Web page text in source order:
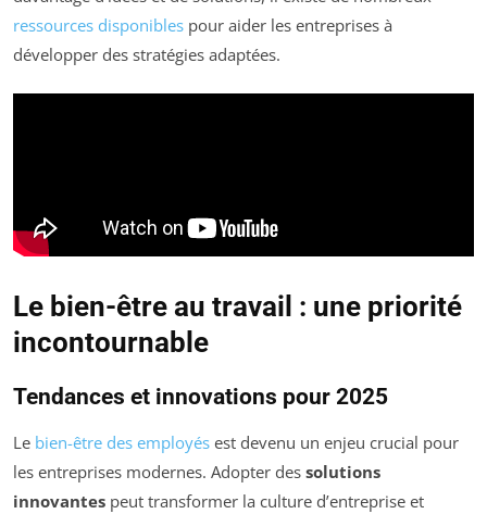
ressources disponibles pour aider les entreprises à
développer des stratégies adaptées.
Le bien-être au travail : une priorité
incontournable
Tendances et innovations pour 2025
Le bien-être des employés est devenu un enjeu crucial pour
les entreprises modernes. Adopter des solutions
innovantes peut transformer la culture d’entreprise et